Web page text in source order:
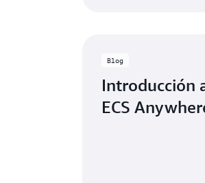
Blog
Introducción
ECS